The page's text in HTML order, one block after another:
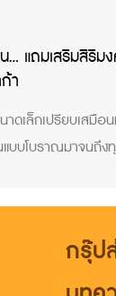
แถมเสริมสิริม
า
าดเล็กเปรียบเสมื
แบบโบราณมาจนถึง
กรุ๊ป